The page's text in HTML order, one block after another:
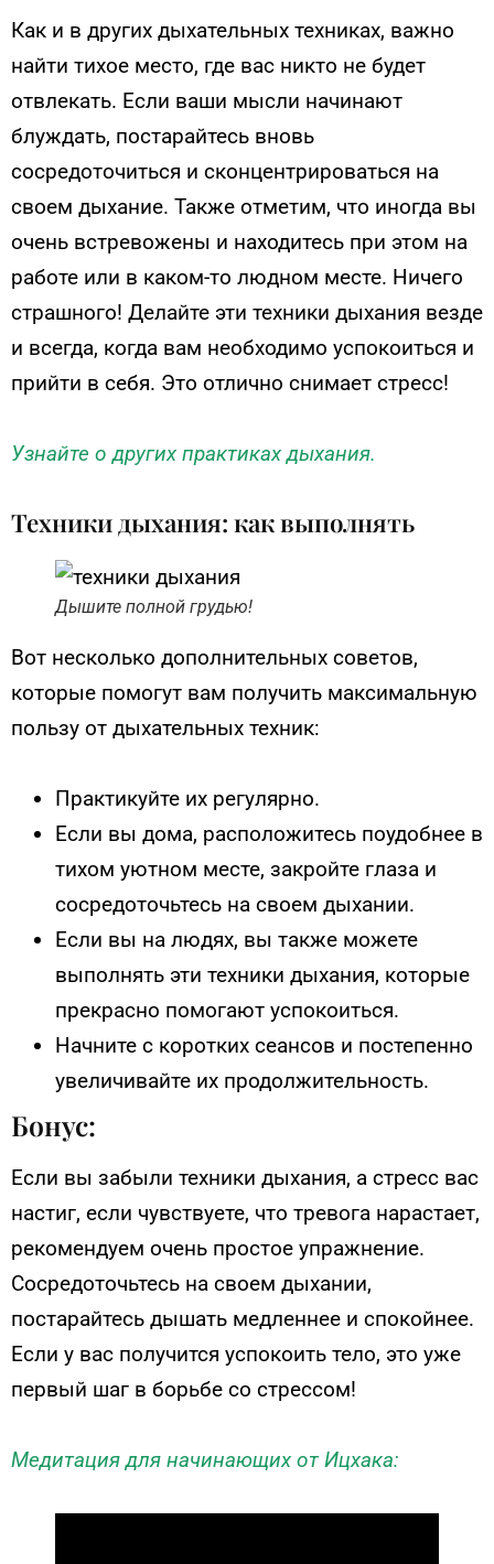
Как и в других дыхательных техниках, важно
найти тихое место, где вас никто не будет
отвлекать. Если ваши мысли начинают
блуждать, постарайтесь вновь
сосредоточиться и сконцентрироваться на
своем дыхание. Также отметим, что иногда вы
очень встревожены и находитесь при этом на
работе или в каком-то людном месте. Ничего
страшного! Делайте эти техники дыхания везде
и всегда, когда вам необходимо успокоиться и
прийти в себя. Это отлично снимает стресс!
Узнайте о других практиках дыхания.
Техники дыхания: как выполнять
Дышите полной грудью!
Вот несколько дополнительных советов,
которые помогут вам получить максимальную
пользу от дыхательных техник:
Практикуйте их регулярно.
Если вы дома, расположитесь поудобнее в
тихом уютном месте, закройте глаза и
сосредоточьтесь на своем дыхании.
Если вы на людях, вы также можете
выполнять эти техники дыхания, которые
прекрасно помогают успокоиться.
Начните с коротких сеансов и постепенно
увеличивайте их продолжительность.
Бонус:
Если вы забыли техники дыхания, а стресс вас
настиг, если чувствуете, что тревога нарастает,
рекомендуем очень простое упражнение.
Сосредоточьтесь на своем дыхании,
постарайтесь дышать медленнее и спокойнее.
Если у вас получится успокоить тело, это уже
первый шаг в борьбе со стрессом!
Медитация для начинающих от Ицхака: